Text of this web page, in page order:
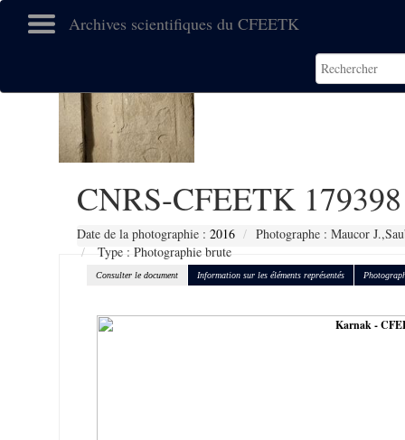
Archives scientifiques du CFEETK
CNRS-CFEETK 179398
Date de la photographie : 2016
Photographe : Maucor
Type : Photographie brute
Consulter le document Information sur les éléments représentés